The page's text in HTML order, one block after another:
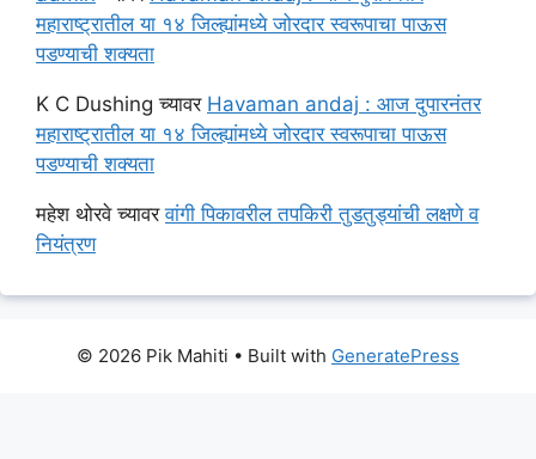
महाराष्ट्रातील या १४ जिल्ह्यांमध्ये जोरदार स्वरूपाचा पाऊस
पडण्याची शक्यता
K C Dushing च्यावर Havaman andaj : आज दुपारनंतर
महाराष्ट्रातील या १४ जिल्ह्यांमध्ये जोरदार स्वरूपाचा पाऊस
पडण्याची शक्यता
महेश थोरवेच्यावरवांगी पिकावरील तपकिरी तुडतुड्यांची लक्षणे व
नियंत्रण
© 2026 Pik Mahiti • Built with GeneratePress